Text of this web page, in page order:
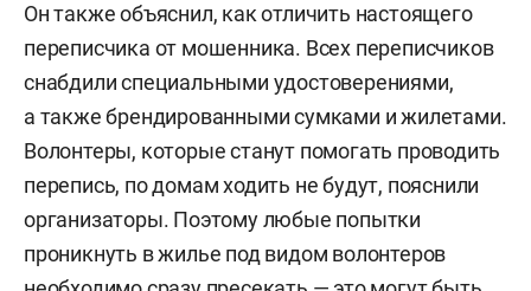
Он также объяснил, как отличить настоящего
переписчика от мошенника. Всех переписчиков
снабдили специальными удостоверениями,
а также брендированными сумками и жилетами.
Волонтеры, которые станут помогать проводить
перепись, по домам ходить не будут, пояснили
организаторы. Поэтому любые попытки
проникнуть в жилье под видом волонтеров